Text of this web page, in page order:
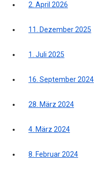
2. April 2026
11. Dezember 2025
1. Juli 2025
16. September 2024
28. März 2024
4. März 2024
8. Februar 2024